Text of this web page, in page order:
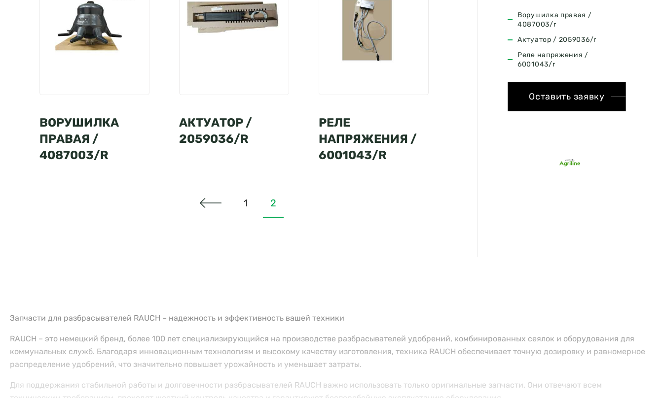
ВОРУШИЛКА
ПРАВАЯ /
4087003/R
АКТУАТОР /
2059036/R
РЕЛЕ
НАПРЯЖЕНИЯ /
6001043/R
1 2
Ворушилка правая /
4087003/r
Актуатор / 2059036/r
Реле напряжения /
6001043/r
Оставить заявку
Запчасти для разбрасывателей RAUCH – надежность и эффективность вашей техники
RAUCH – это немецкий бренд, более 100 лет специализирующийся на производстве разбрасывателей удобрений, комбинированных сеялок и оборудования для
коммунальных служб. Благодаря инновационным технологиям и высокому качеству изготовления, техника RAUCH обеспечивает точную дозировку и равномерное
распределение удобрений, что значительно повышает урожайность и уменьшает затраты.
Для поддержания стабильной работы и долговечности разбрасывателей RAUCH важно использовать только оригинальные запчасти. Они отвечают всем